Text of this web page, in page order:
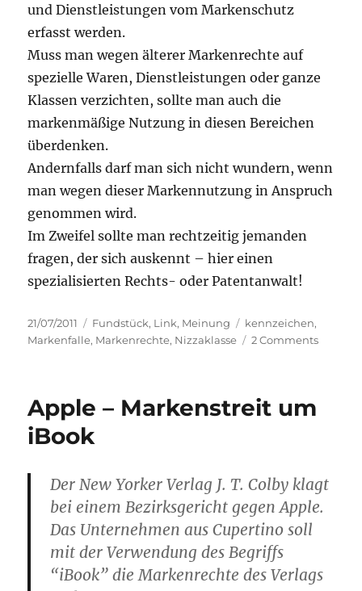
und Dienstleistungen vom Markenschutz
erfasst werden.
Muss man wegen älterer Markenrechte auf
spezielle Waren, Dienstleistungen oder ganze
Klassen verzichten, sollte man auch die
markenmäßige Nutzung in diesen Bereichen
überdenken.
Andernfalls darf man sich nicht wundern, wenn
man wegen dieser Markennutzung in Anspruch
genommen wird.
Im Zweifel sollte man rechtzeitig jemanden
fragen, der sich auskennt – hier einen
spezialisierten Rechts- oder Patentanwalt!
Posted
on
21/07/2011 Categories
Fundstück, Link, Meinung Tags
kennzeichen,
Markenfalle, Markenrechte, Nizzaklasse 2 Commentson
Apple – Markenstreit um
iBook
Der New Yorker Verlag J. T. Colby klagt
bei einem Bezirksgericht gegen Apple.
Das Unternehmen aus Cupertino soll
mit der Verwendung des Begriffs
“iBook” die Markenrechte des Verlags